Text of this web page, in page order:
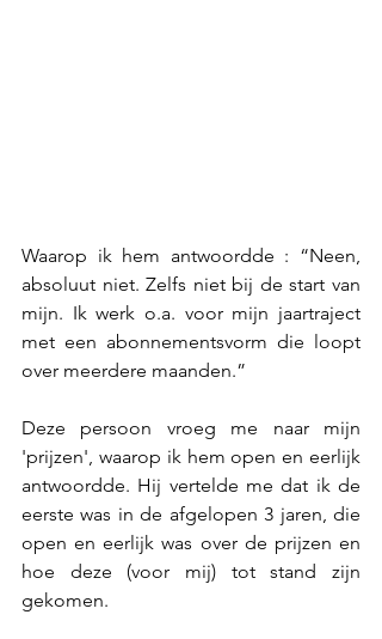
Waarop ik hem antwoordde : “Neen,
absoluut niet. Zelfs niet bij de start van
mijn. Ik werk o.a. voor mijn jaartraject
met een abonnementsvorm die loopt
over meerdere maanden.”
Deze persoon vroeg me naar mijn
'prijzen', waarop ik hem open en eerlijk
antwoordde. Hij vertelde me dat ik de
eerste was in de afgelopen 3 jaren, die
open en eerlijk was over de prijzen en
hoe deze (voor mij) tot stand zijn
gekomen.